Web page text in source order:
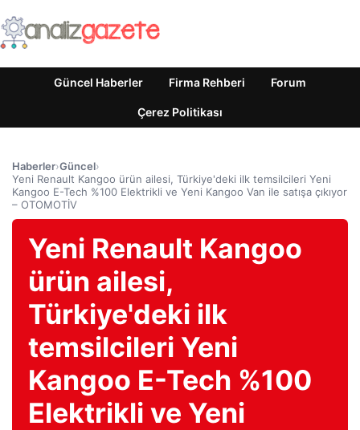
Güncel Haberler Firma Rehberi Forum
Çerez Politikası
Haberler›Güncel›
Yeni Renault Kangoo ürün ailesi, Türkiye'deki ilk temsilcileri Yeni
Kangoo E-Tech %100 Elektrikli ve Yeni Kangoo Van ile satışa çıkıyor
– OTOMOTİV
Yeni Renault Kangoo
ürün ailesi,
Türkiye'deki ilk
temsilcileri Yeni
Kangoo E-Tech %100
Elektrikli ve Yeni